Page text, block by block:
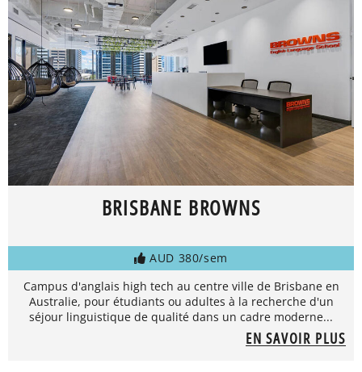
BRISBANE BROWNS
AUD 380/sem
Campus d'anglais high tech au centre ville de Brisbane en
Australie, pour étudiants ou adultes à la recherche d'un
séjour linguistique de qualité dans un cadre moderne...
EN SAVOIR PLUS